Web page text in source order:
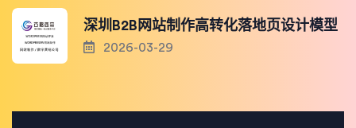
深圳B2B网站制作高转化落地页设计模型
2026-03-29